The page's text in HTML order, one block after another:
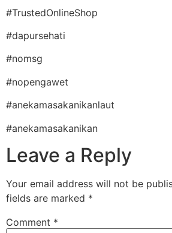
#TrustedOnlineShop
#dapursehati
#nomsg
#nopengawet
#anekamasakanikanlaut
#anekamasakanikan
Leave a Reply
Your email address will not be
fields are marked *
Comment *